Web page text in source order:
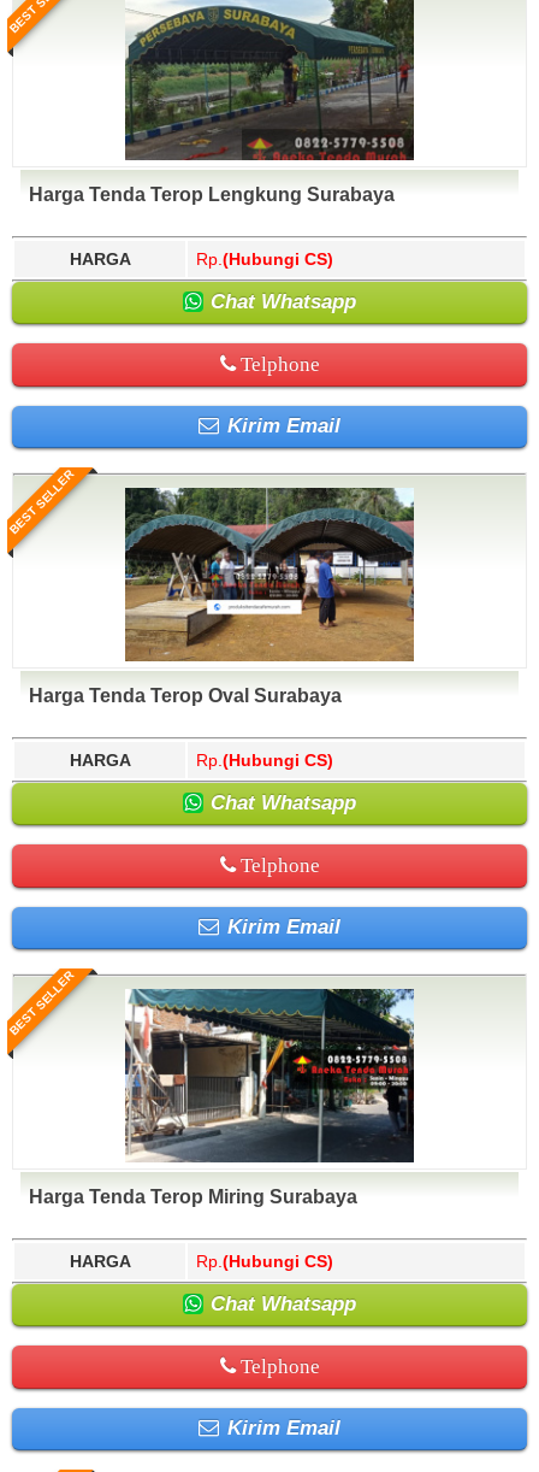
Harga Tenda Terop Lengkung Surabaya
HARGA Rp. (Hubungi CS)
Chat Whatsapp
Telphone
Kirim Email
BEST SELLER
Harga Tenda Terop Oval Surabaya
HARGA Rp. (Hubungi CS)
Chat Whatsapp
Telphone
Kirim Email
BEST SELLER
Harga Tenda Terop Miring Surabaya
HARGA Rp. (Hubungi CS)
Chat Whatsapp
Telphone
Kirim Email